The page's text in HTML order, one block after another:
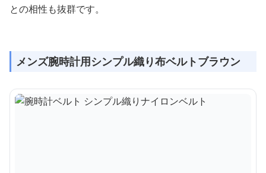
との相性も抜群です。
メンズ腕時計用シンプル織り布ベルトブラウン